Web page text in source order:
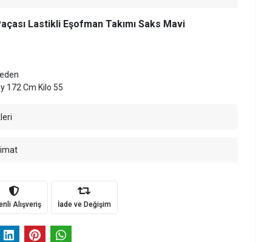
Lastikli Eşofman Takımı Saks Mavi
172 Cm Kilo 55
Alışveriş İade ve Değişim